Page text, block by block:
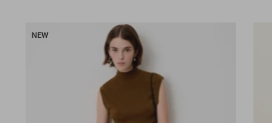
NEW